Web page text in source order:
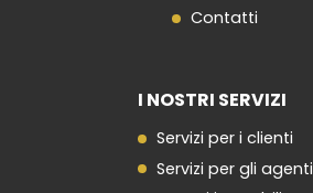
Contatti
I NOSTRI SERVIZI
Servizi per i clienti
Servizi per gli agenti